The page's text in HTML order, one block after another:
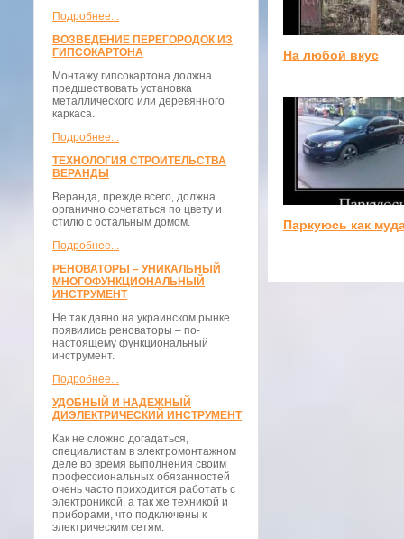
Подробнее...
ВОЗВЕДЕНИЕ ПЕРЕГОРОДОК ИЗ
ГИПСОКАРТОНА
Монтажу гипсокартона должна
предшествовать установка
металлического или деревянного
каркаса.
Подробнее...
ТЕХНОЛОГИЯ СТРОИТЕЛЬСТВА
ВЕРАНДЫ
Веранда, прежде всего, должна
органично сочетаться по цвету и
стилю с остальным домом.
Подробнее...
РЕНОВАТОРЫ – УНИКАЛЬНЫЙ
МНОГОФУНКЦИОНАЛЬНЫЙ
ИНСТРУМЕНТ
Не так давно на украинском рынке
появились реноваторы – по-
настоящему функциональный
инструмент.
Подробнее...
УДОБНЫЙ И НАДЕЖНЫЙ
ДИЭЛЕКТРИЧЕСКИЙ ИНСТРУМЕНТ
Как не сложно догадаться,
специалистам в электромонтажном
деле во время выполнения своим
профессиональных обязанностей
очень часто приходится работать с
электроникой, а так же техникой и
приборами, что подключены к
электрическим сетям.
На любой вкус
Паркуюсь как